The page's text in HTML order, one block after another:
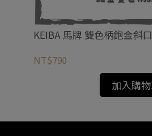
KEIBA 馬牌 雙色柄鉋金斜
NT$790
加入購